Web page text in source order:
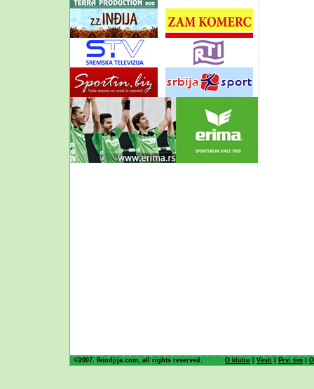
©2007. fkindjija.com, all rights reserved. O klubu |Vesti | Prvi tim |